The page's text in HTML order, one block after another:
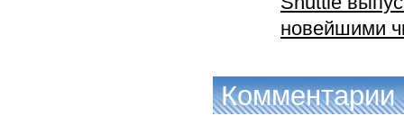
новейшими
Комментарии